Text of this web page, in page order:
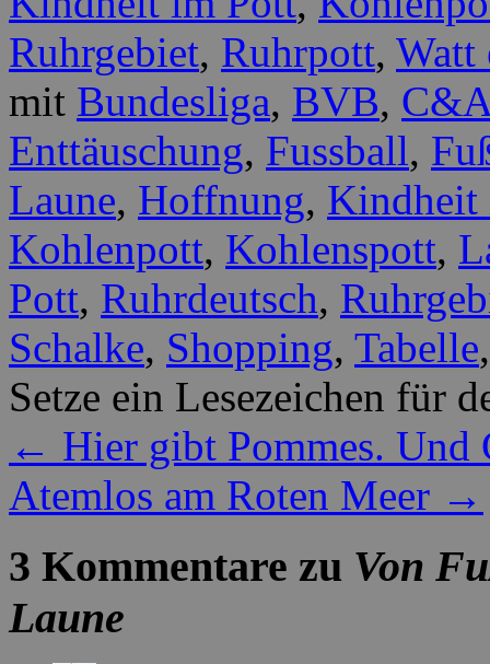
Ruhrgebiet, Ruhrpott, Watt
mit Bundesliga, BVB,
Enttäuschung, Fussball,
Laune, Hoffnung, Kindheit
Kohlenpott, Kohlenspott,
Pott, Ruhrdeutsch,
Schalke, Shopping, Tabelle
Setze ein Lesezeichen für
← Hier gibt Pommes. Und
Atemlos am Roten Meer →
3 Kommentare zu Von
Laune